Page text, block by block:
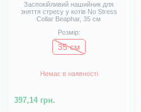
Заспокійливий нашийник для
зняття стресу у котів No Stress
Collar Beaphar, 35 см
Розмір:
35 см
Немає в наявності
397,14 грн.